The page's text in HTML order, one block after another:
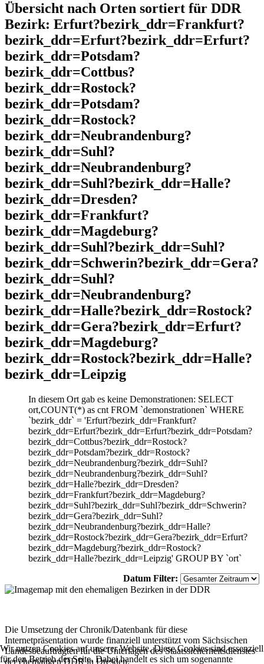
Übersicht nach Orten sortiert für DDR
Bezirk: Erfurt?bezirk_ddr=Frankfurt?
bezirk_ddr=Erfurt?bezirk_ddr=Erfurt?
bezirk_ddr=Potsdam?
bezirk_ddr=Cottbus?
bezirk_ddr=Rostock?
bezirk_ddr=Potsdam?
bezirk_ddr=Rostock?
bezirk_ddr=Neubrandenburg?
bezirk_ddr=Suhl?
bezirk_ddr=Neubrandenburg?
bezirk_ddr=Suhl?bezirk_ddr=Halle?
bezirk_ddr=Dresden?
bezirk_ddr=Frankfurt?
bezirk_ddr=Magdeburg?
bezirk_ddr=Suhl?bezirk_ddr=Suhl?
bezirk_ddr=Schwerin?bezirk_ddr=Gera?
bezirk_ddr=Suhl?
bezirk_ddr=Neubrandenburg?
bezirk_ddr=Halle?bezirk_ddr=Rostock?
bezirk_ddr=Gera?bezirk_ddr=Erfurt?
bezirk_ddr=Magdeburg?
bezirk_ddr=Rostock?bezirk_ddr=Halle?
bezirk_ddr=Leipzig
In diesem Ort gab es keine Demonstrationen: SELECT
ort,COUNT(*) as cnt FROM `demonstrationen` WHERE
`bezirk_ddr` = 'Erfurt?bezirk_ddr=Frankfurt?
bezirk_ddr=Erfurt?bezirk_ddr=Erfurt?bezirk_ddr=Potsdam?
bezirk_ddr=Cottbus?bezirk_ddr=Rostock?
bezirk_ddr=Potsdam?bezirk_ddr=Rostock?
bezirk_ddr=Neubrandenburg?bezirk_ddr=Suhl?
bezirk_ddr=Neubrandenburg?bezirk_ddr=Suhl?
bezirk_ddr=Halle?bezirk_ddr=Dresden?
bezirk_ddr=Frankfurt?bezirk_ddr=Magdeburg?
bezirk_ddr=Suhl?bezirk_ddr=Suhl?bezirk_ddr=Schwerin?
bezirk_ddr=Gera?bezirk_ddr=Suhl?
bezirk_ddr=Neubrandenburg?bezirk_ddr=Halle?
bezirk_ddr=Rostock?bezirk_ddr=Gera?bezirk_ddr=Erfurt?
bezirk_ddr=Magdeburg?bezirk_ddr=Rostock?
bezirk_ddr=Halle?bezirk_ddr=Leipzig' GROUP BY `ort`
Datum Filter:
Die Umsetzung der Chronik/Datenbank für diese
Internetpräsentation wurde finanziell unterstützt vom Sächsischen
Landesbeauftragten für die Unterlagen des Staatssicherheitsdienstes
der ehemaligen DDR in Dresden.
Wir nutzen Cookies auf unserer Website. Diese Cookies sind essenziell
für den Betrieb der Seite. Dabei handelt es sich um sogenannte